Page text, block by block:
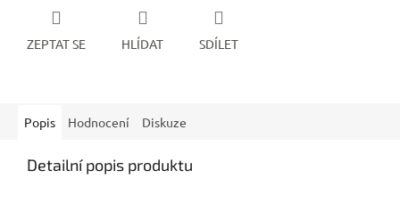
ZEPTAT SE HLÍDAT SDÍLET
Popis Hodnocení Diskuze
Detailní popis produktu